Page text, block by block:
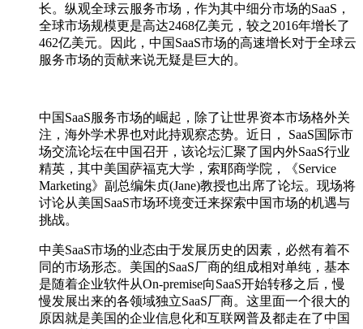
长。纵观全球云服务市场，作为其中细分市场的SaaS，
全球市场规模更是高达2468亿美元，较之2016年增长了
462亿美元。因此，中国SaaS市场的高速增长对于全球云
服务市场的贡献来说无疑是巨大的。
中国SaaS服务市场的崛起，除了让世界资本市场格外关
注，海外学术界也对此持观察态势。近日， SaaS国际市
场交流论坛在中国召开，该论坛汇聚了国内外SaaS行业
精英，其中美国萨福克大学，索耶商学院，《Service
Marketing》副总编朱贞(Jane)教授也出席了论坛。现场将
讨论从美国SaaS市场环境变迁来探索中国市场的机遇与
挑战。
中美SaaS市场的业态由于发展历史的因素，必然有着不
同的市场形态。美国的SaaS厂商的组成相对单纯，基本
是随着企业软件从On-premise向SaaS开始转移之后，慢
慢发展出来的各领域独立SaaS厂商。这里面一个很大的
原因就是美国的企业信息化和互联网普及都走在了中国